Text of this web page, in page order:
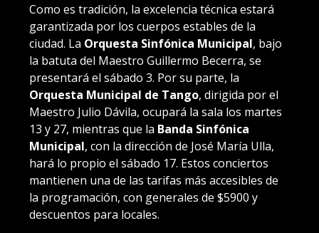
Como es tradición, la excelencia técnica estará
garantizada por los cuerpos estables de la
ciudad. La Orquesta Sinfónica Municipal, bajo
la batuta del Maestro Guillermo Becerra, se
presentará el sábado 3. Por su parte, la
Orquesta Municipal de Tango, dirigida por el
Maestro Julio Dávila, ocupará la sala los martes
13 y 27, mientras que la Banda Sinfónica
Municipal, con la dirección de José María Ulla,
hará lo propio el sábado 17. Estos conciertos
mantienen una de las tarifas más accesibles de
la programación, con generales de $5900 y
descuentos para locales.